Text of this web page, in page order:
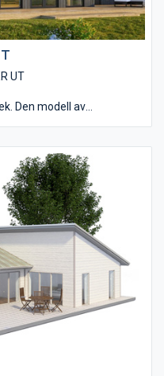
UT
Den modell av
den moderna känslan.
rymmer allt man kan
anslutning till kök och
leder ut till altanen. Välj
(ryggåstak)
rummet. Huset har tre väl
separat toalett.